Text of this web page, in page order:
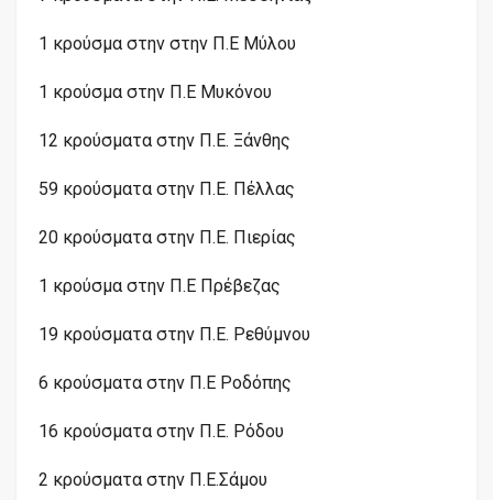
1 κρούσμα στην στην Π.Ε Μύλου
1 κρούσμα στην Π.Ε Μυκόνου
12 κρούσματα στην Π.Ε. Ξάνθης
59 κρούσματα στην Π.Ε. Πέλλας
20 κρούσματα στην Π.Ε. Πιερίας
1 κρούσμα στην Π.Ε Πρέβεζας
19 κρούσματα στην Π.Ε. Ρεθύμνου
6 κρούσματα στην Π.Ε Ροδόπης
16 κρούσματα στην Π.Ε. Ρόδου
2 κρούσματα στην Π.Ε.Σάμου